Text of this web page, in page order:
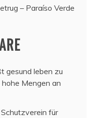
– Paraíso Verde
gesund leben zu
Mengen an
für